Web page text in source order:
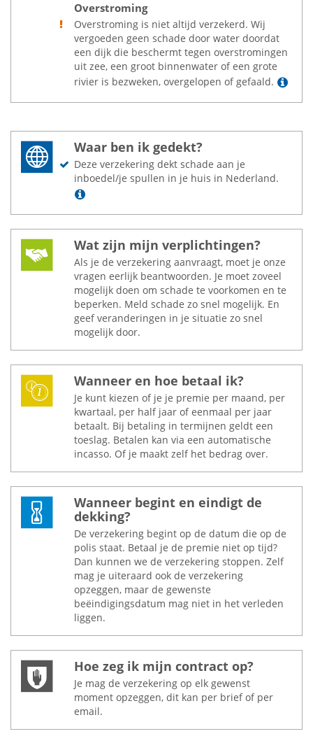
Overstroming
Overstroming is niet altijd verzekerd. Wij
vergoeden geen schade door water doordat
een dijk die beschermt tegen overstromingen
uit zee, een groot binnenwater of een grote
rivier is bezweken, overgelopen of gefaald.
Waar ben ik gedekt?
Deze verzekering dekt schade aan je
inboedel/je spullen in je huis in Nederland.
Lees meer
Wat zijn mijn verplichtingen?
Als je de verzekering aanvraagt, moet je onze
vragen eerlijk beantwoorden. Je moet zoveel
mogelijk doen om schade te voorkomen en te
beperken. Meld schade zo snel mogelijk. En
geef veranderingen in je situatie zo snel
mogelijk door.
Wanneer en hoe betaal ik?
Je kunt kiezen of je je premie per maand, per
kwartaal, per half jaar of eenmaal per jaar
betaalt. Bij betaling in termijnen geldt een
toeslag. Betalen kan via een automatische
incasso. Of je maakt zelf het bedrag over.
Wanneer begint en eindigt de
dekking?
De verzekering begint op de datum die op de
polis staat. Betaal je de premie niet op tijd?
Dan kunnen we de verzekering stoppen. Zelf
mag je uiteraard ook de verzekering
opzeggen, maar de gewenste
beëindigingsdatum mag niet in het verleden
liggen.
Hoe zeg ik mijn contract op?
Je mag de verzekering op elk gewenst
moment opzeggen, dit kan per brief of per
email.